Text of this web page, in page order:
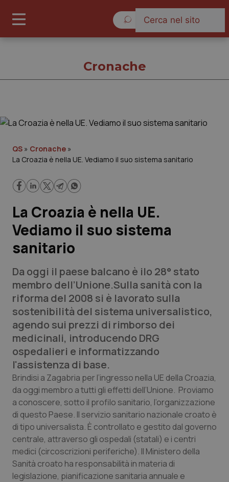
Cronache
Lavoro e Professioni
Scienza e Farmaci
Studi e Analisi
Lettere al direttore
Edizioni Regionali
QS Pro
Professionisti Sanitari.AI
Abruzzo
Basilicata
Calabria
QS Pro Gold
Artrite & artrosi
Asma & BPCO
QS Club Newsletter
Cronache
QS » Cronache »
La Croazia è nella UE. Vediamo il suo sistema sanitario
La Croazia è nella UE.
Vediamo il suo sistema
sanitario
Da oggi il paese balcano è ilo 28° stato
membro dell’Unione.Sulla sanità con la
riforma del 2008 si è lavorato sulla
sostenibilità del sistema universalistico,
agendo sui prezzi di rimborso dei
medicinali, introducendo DRG
ospedalieri e informatizzando
l'assistenza di base.
Brindisi a Zagabria per l’ingresso nella UE della Croazia,
da oggi membro a tutti gli effetti dell’Unione. Proviamo
a conoscere, sotto il profilo sanitario, l’organizzazione
di questo Paese. Il servizio sanitario nazionale croato è
di tipo universalista. È controllato e gestito dal governo
centrale, attraverso gli ospedali (statali) e i centri
medici (circoscrizioni periferiche). Il Ministero della
Sanità croato ha responsabilità in materia di
legislazione, pianificazione sanitaria annuale e